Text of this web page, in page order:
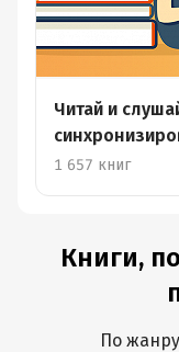
Читай и
книги
1 657 книг
Книги,
По